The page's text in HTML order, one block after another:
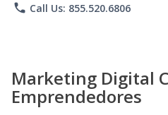
phone Call Us: 855.520.6806
Marketing Digital
Emprendedores